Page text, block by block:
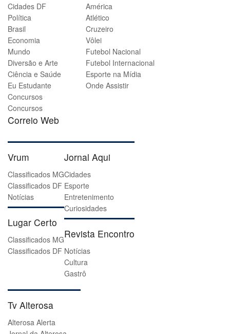
Cidades DF
Política
Brasil
Economia
Mundo
Diversão e Arte
Ciência e Saúde
Eu Estudante
Concursos
Concursos
Correio Web
América
Atlético
Cruzeiro
Vôlei
Futebol Nacional
Futebol Internacional
Esporte na Mídia
Onde Assistir
Vrum
Classificados MG
Classificados DF
Notícias
Lugar Certo
Classificados MG
Classificados DF
Jornal Aqui
Cidades
Esporte
Entretenimento
Curiosidades
Revista Encontro
Notícias
Cultura
Gastrô
Tv Alterosa
Alterosa Alerta